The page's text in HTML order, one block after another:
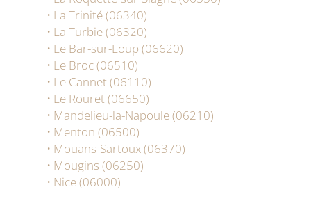
• La Trinité (06340)
• La Turbie (06320)
• Le Bar-sur-Loup (06620)
• Le Broc (06510)
• Le Cannet (06110)
• Le Rouret (06650)
• Mandelieu-la-Napoule (06210)
• Menton (06500)
• Mouans-Sartoux (06370)
• Mougins (06250)
• Nice (06000)